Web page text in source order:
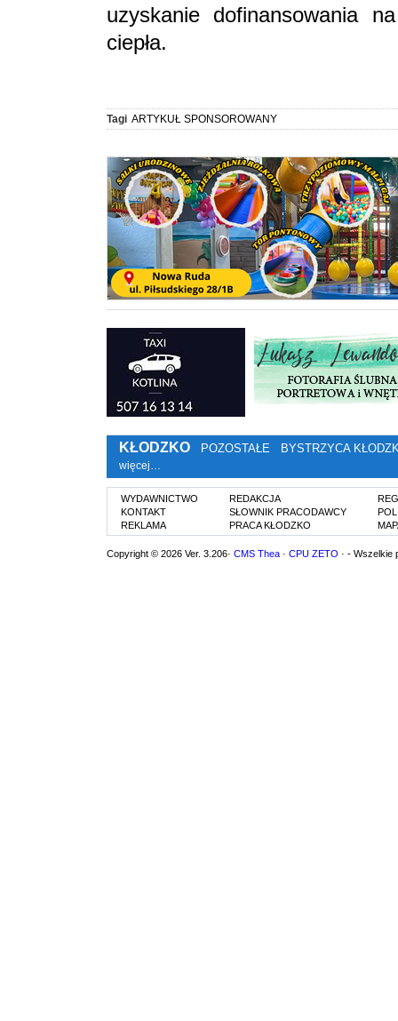
uzyskanie dofinansowania
ciepła.
Tagi ARTYKUŁ SPONSOROWANY
KŁODZKO POZOSTAŁE BYSTRZYCA
więcej…
WYDAWNICTWO
KONTAKT
REKLAMA
REDAKCJA
SŁOWNIK PRACODAWCY
PRACA KŁODZKO
Copyright © 2026 Ver. 3.206· CMS Thea · CPU ZETO · - Wszelkie